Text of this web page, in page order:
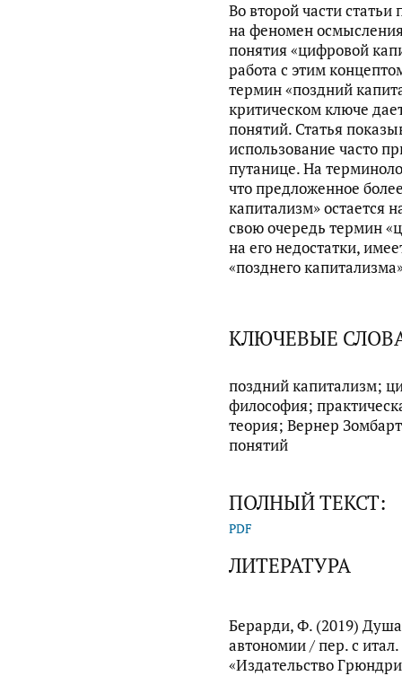
Во второй части статьи
на феномен
понятия «цифровой
работа с этим
термин «поздний
критическом ключе
понятий. Статья
использование часто
путанице. На
что предложенное
капитализм» остается
свою очередь термин
на его недостатки,
«позднего
КЛЮЧЕВЫЕ
поздний капитализм;
философия;
теория; Вернер
понятий
ПОЛНЫЙ ТЕКСТ:
PDF
ЛИТЕРАТУРА
Берарди, Ф. (2019)
автономии / пер. с
«Издательство